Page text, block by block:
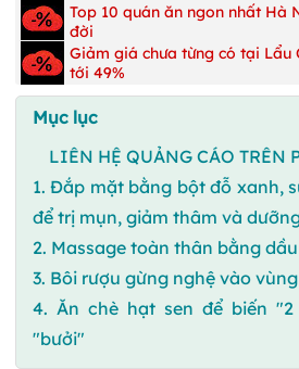
Top 10 quán ăn ngon nhất Hà
đời
Giảm giá chưa từng có tại Lẩu
tới 49%
Mục lục
LIÊN HỆ QUẢNG CÁO TRÊN
1. Đắp mặt bằng bột đỗ xanh,
để trị mụn, giảm thâm và
2. Massage toàn thân bằng
3. Bôi rượu gừng nghệ vào
4. Ăn chè hạt sen để biến
"bưởi"